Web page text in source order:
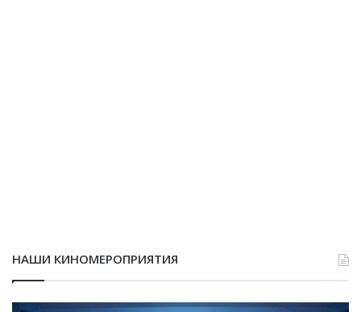
НАШИ КИНОМЕРОПРИЯТИЯ